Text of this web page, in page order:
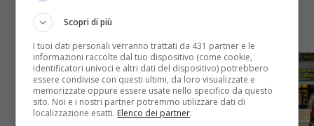
Week-end di “riposo” per Pallacanestro Biella, in
campo mercoledì a Pistoia
Scopri di più
I tuoi dati personali verranno trattati da 431 partner e le
informazioni raccolte dal tuo dispositivo (come cookie,
identificatori univoci e altri dati del dispositivo) potrebbero
essere condivise con questi ultimi, da loro visualizzate e
memorizzate oppure essere usate nello specifico da questo
sito. Noi e i nostri partner potremmo utilizzare dati di
localizzazione esatti. Elenco dei partner.